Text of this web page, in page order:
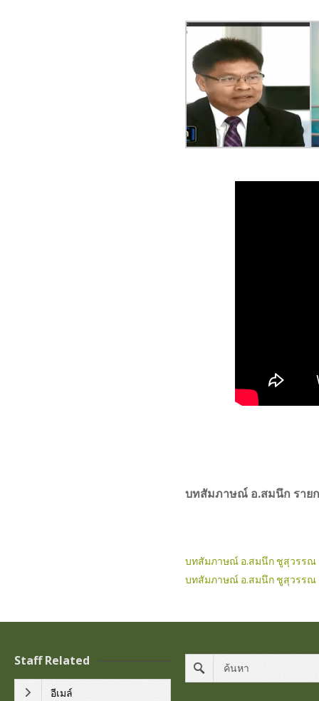
บทสัมภาษณ์ อ.สมนึก รายก
บทสัมภาษณ์ อ.สมนึก ชูสุวรรณ
บทสัมภาษณ์ อ.สมนึก ชูสุวรรณ
Staff Related
อีเมล์